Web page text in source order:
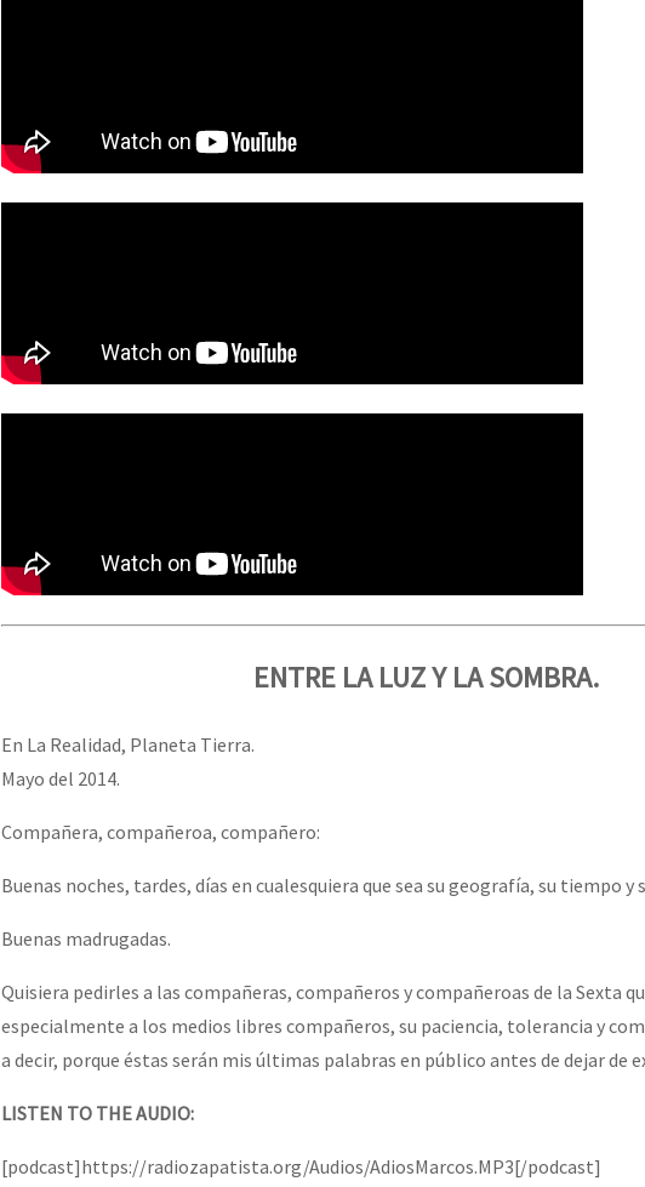
ENTRE LA LUZ Y LA SOMBRA.
En La Realidad, Planeta Tierra.
Mayo del 2014.
Compañera, compañeroa, compañero:
Buenas noches, tardes, días en cualesquiera que sea su geografía, su tiempo y
Buenas madrugadas.
Quisiera pedirles a las compañeras, compañeros y compañeroas de la Sexta
especialmente a los medios libres compañeros, su paciencia, tolerancia y
a decir, porque éstas serán mis últimas palabras en público antes de dejar de
LISTEN TO THE AUDIO:
[podcast]https://radiozapatista.org/Audios/AdiosMarcos.MP3[/podcast]